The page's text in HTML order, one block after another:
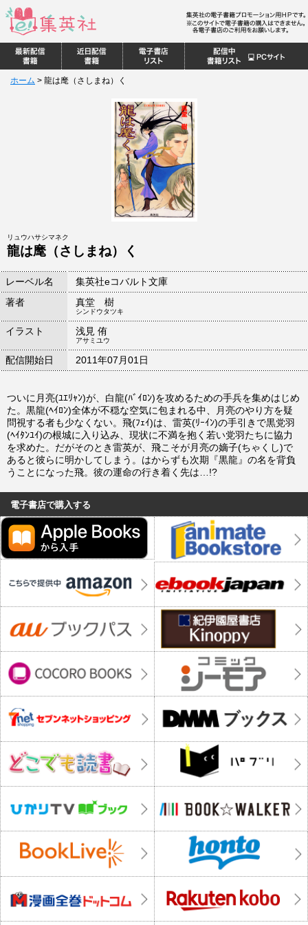
ホーム > 龍は麾（さしまね）く
リュウハサシマネク
龍は麾（さしまね）く
レーベル名
集英社eコバルト文庫
著者
真堂 樹
シンドウタツキ
イラスト 浅見 侑
アサミユウ
配信開始日 2011年07月01日
ついに月亮(ﾕｴﾘｬﾝ)が、白龍(ﾊﾞｲﾛﾝ)を攻めるための手兵を集めはじめ
た。黒龍(ﾍｲﾛﾝ)全体が不穏な空気に包まれる中、月亮のやり方を疑
問視する者も少なくない。飛(ﾌｪｲ)は、雷英(ﾘｰｲﾝ)の手引きで黒党羽
(ﾍｲﾀﾝﾕｲ)の根城に入り込み、現状に不満を抱く若い党羽たちに協力
を求めた。だがそのとき雷英が、飛こそが月亮の嫡子(ちゃくし)で
あると彼らに明かしてしまう。はからずも次期『黒龍』の名を背負
うことになった飛。彼の運命の行き着く先は…!?
電子書店で購入する